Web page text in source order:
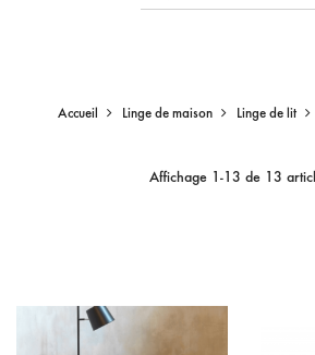
Accueil Linge de maison Linge de lit
Affichage 1-13 de 13